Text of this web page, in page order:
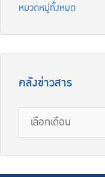
หมวดหมู่ทั้งหมด
คลังข่าวสาร